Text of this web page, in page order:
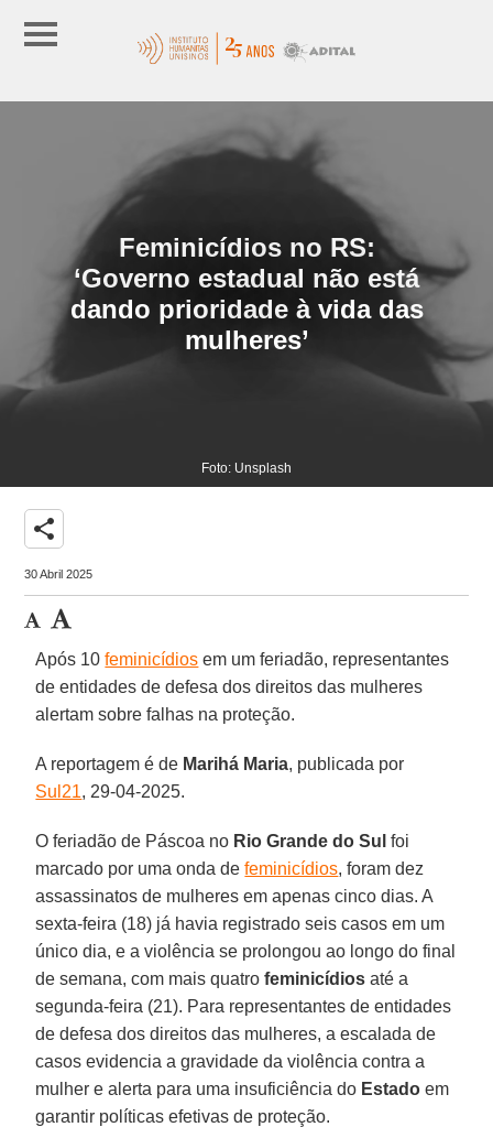
Feminicídios no RS:
‘Governo estadual não está
dando prioridade à vida das
mulheres’
Foto: Unsplash
share
30 Abril 2025
Após 10feminicídios em um feriadão, representantes
de entidades de defesa dos direitos das mulheres
alertam sobre falhas na proteção.
A reportagem é de Marihá Maria, publicada por
Sul21, 29-04-2025.
O feriadão de Páscoa no Rio Grande do Sul foi
marcado por uma onda defeminicídios, foram dez
assassinatos de mulheres em apenas cinco dias. A
sexta-feira (18) já havia registrado seis casos em um
único dia, e a violência se prolongou ao longo do final
de semana, com mais quatrofeminicídios até a
segunda-feira (21). Para representantes de entidades
de defesa dos direitos das mulheres, a escalada de
casos evidencia a gravidade da violência contra a
mulher e alerta para uma insuficiência do Estado em
garantir políticas efetivas de proteção.